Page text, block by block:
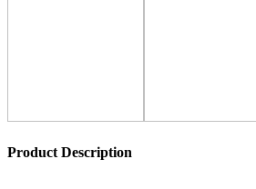
Product Description